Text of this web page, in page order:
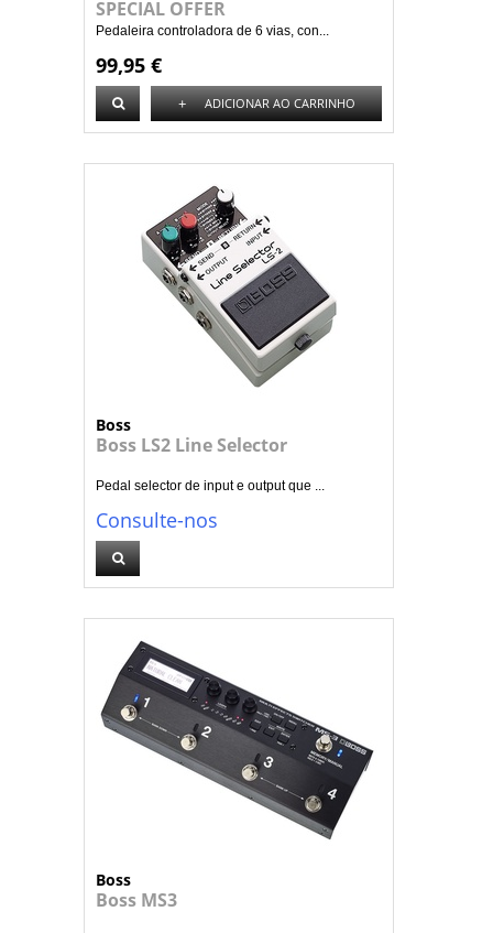
SPECIAL OFFER
Pedaleira controladora de 6 vias, con...
99,95 €
+ ADICIONAR AO CARRINHO
Boss
Boss LS2 Line Selector
Pedal selector de input e output que ...
Consulte-nos
Boss
Boss MS3